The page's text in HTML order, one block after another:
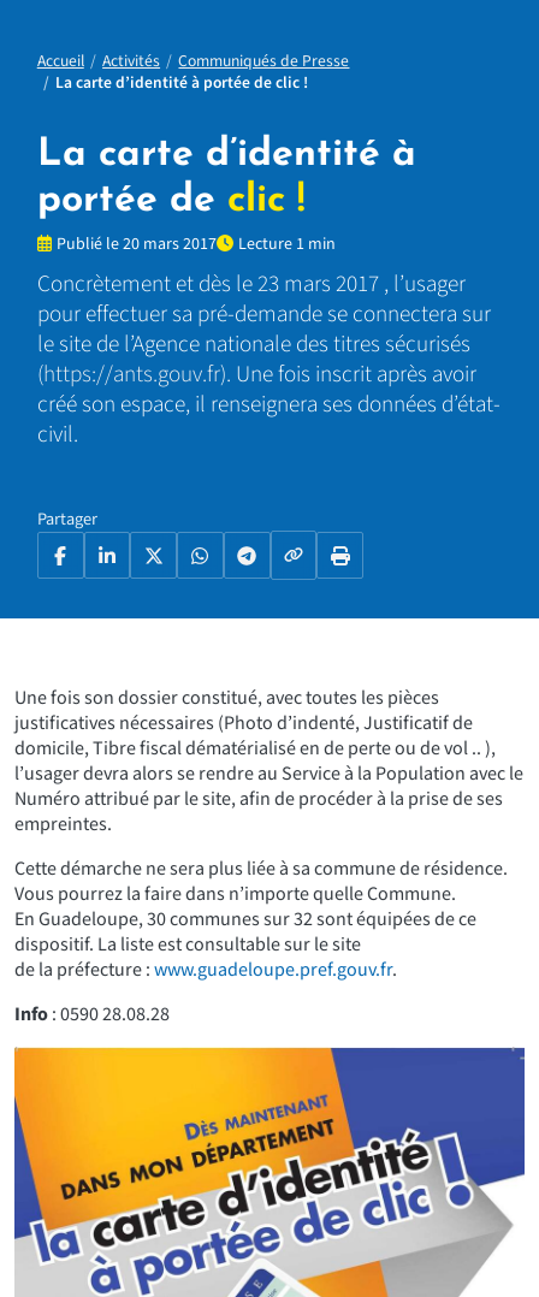
Accueil Activités
Communiqués de Presse
La carte d’identité à portée de clic !
La carte d’identité à
portée de clic !
Publié le 20 mars 2017 Lecture 1 min
Concrètement et dès le 23 mars 2017 , l’usager
pour effectuer sa pré-demande se connectera sur
le site de l’Agence nationale des titres sécurisés
(https://ants.gouv.fr). Une fois inscrit après avoir
créé son espace, il renseignera ses données d’état-
civil.
Partager
FacebookLinkedIn
X WhatsAppTelegramCopier le lien
Imprimer la page
Une fois son dossier constitué, avec toutes les pièces
justificatives nécessaires (Photo d’indenté, Justificatif de
domicile, Tibre fiscal dématérialisé en de perte ou de vol .. ),
l’usager devra alors se rendre au Service à la Population avec le
Numéro attribué par le site, afin de procéder à la prise de ses
empreintes.
Cette démarche ne sera plus liée à sa commune de résidence.
Vous pourrez la faire dans n’importe quelle Commune.
En Guadeloupe, 30 communes sur 32 sont équipées de ce
dispositif. La liste est consultable sur le site
de la préfecture :www.guadeloupe.pref.gouv.fr.
Info: 0590 28.08.28